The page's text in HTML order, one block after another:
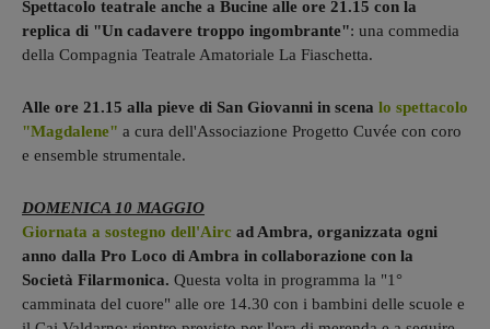
Spettacolo teatrale anche a Bucine alle ore 21.15 con la
replica di "Un cadavere troppo ingombrante": una commedia
della Compagnia Teatrale Amatoriale La Fiaschetta.
Alle ore 21.15 alla pieve di San Giovanni in scena lo spettacolo
"Magdalene" a cura dell'Associazione Progetto Cuvée con coro
e ensemble strumentale.
DOMENICA 10 MAGGIO
Giornata a sostegno dell'Airc ad Ambra, organizzata ogni
anno dalla Pro Loco di Ambra in collaborazione con la
Società Filarmonica. Questa volta in programma la "1°
camminata del cuore" alle ore 14.30 con i bambini delle scuole e